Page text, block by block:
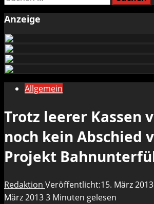
Anzeige
Allgemein
Trotz leerer Kassen
noch kein Abschied
Projekt
Redaktion Veröffentlicht:15. März
März 20133 Minuten gelesen